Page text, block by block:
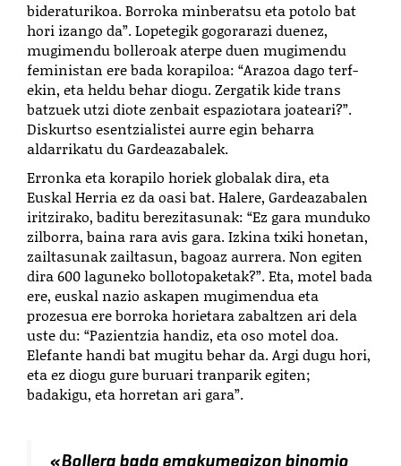
bideraturikoa. Borroka minberatsu eta potolo bat
hori izango da”. Lopetegik gogorarazi duenez,
mugimendu bolleroak aterpe duen mugimendu
feministan ere bada korapiloa: “Arazoa dago terf-
ekin, eta heldu behar diogu. Zergatik kide trans
batzuek utzi diote zenbait espaziotara joateari?”.
Diskurtso esentzialistei aurre egin beharra
aldarrikatu du Gardeazabalek.
Erronka eta korapilo horiek globalak dira, eta
Euskal Herria ez da oasi bat. Halere, Gardeazabalen
iritzirako, baditu berezitasunak: “Ez gara munduko
zilborra, baina rara avis gara. Izkina txiki honetan,
zailtasunak zailtasun, bagoaz aurrera. Non egiten
dira 600 laguneko bollotopaketak?”. Eta, motel bada
ere, euskal nazio askapen mugimendua eta
prozesua ere borroka horietara zabaltzen ari dela
uste du: “Pazientzia handiz, eta oso motel doa.
Elefante handi bat mugitu behar da. Argi dugu hori,
eta ez diogu gure buruari tranparik egiten;
badakigu, eta horretan ari gara”.
«Bollera bada emakumegizon binomio